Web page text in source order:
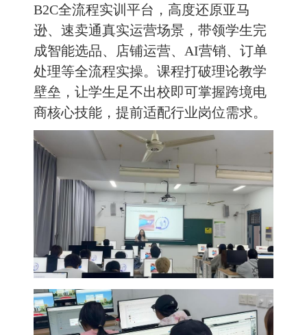
B2C全流程实训平台，高度还原亚马
逊、速卖通真实运营场景，带领学生完
成智能选品、店铺运营、AI营销、订单
处理等全流程实操。课程打破理论教学
壁垒，让学生足不出校即可掌握跨境电
商核心技能，提前适配行业岗位需求。